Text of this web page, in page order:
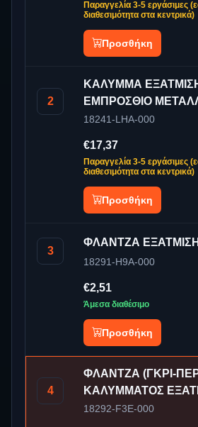
Παραγγελία 3-5 εργάσιμες
διαθεσιμότητα στα κεντρικά)
Προσθήκη
2
ΚΑΛΥΜΜΑ
ΕΜΠΡΟΣΘΙΟ
18241-LHA-000
€17,37
Παραγγελία 3-5 εργάσιμες
διαθεσιμότητα στα κεντρικά)
Προσθήκη
3
ΦΛΑΝΤΖΑ
18291-H9A-000
€2,51
Άμεσα διαθέσιμο
Προσθήκη
4
ΦΛΑΝΤΖΑ (ΓΚΡΙ-
ΚΑΛΥΜΜΑΤΟΣ
18292-F3E-000